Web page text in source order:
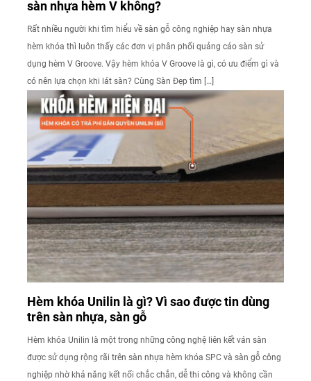
sàn nhựa hèm V không?
Rất nhiều người khi tìm hiểu về sàn gỗ công nghiệp hay sàn nhựa
hèm khóa thì luôn thấy các đơn vị phân phối quảng cáo sàn sử
dụng hèm V Groove. Vậy hèm khóa V Groove là gì, có ưu điểm gì và
có nên lựa chọn khi lát sàn? Cùng Sàn Đẹp tìm […]
Hèm khóa Unilin là gì? Vì sao được tin dùng
trên sàn nhựa, sàn gỗ
Hèm khóa Unilin là một trong những công nghệ liên kết ván sàn
được sử dụng rộng rãi trên sàn nhựa hèm khóa SPC và sàn gỗ công
nghiệp nhờ khả năng kết nối chắc chắn, dễ thi công và không cần